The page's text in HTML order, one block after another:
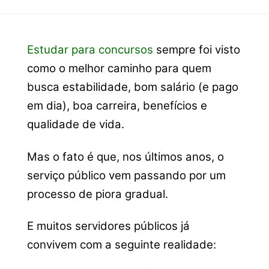
Estudar para concursos sempre foi visto
como o melhor caminho para quem
busca estabilidade, bom salário (e pago
em dia), boa carreira, benefícios e
qualidade de vida.
Mas o fato é que, nos últimos anos, o
serviço público vem passando por um
processo de piora gradual.
E muitos servidores públicos já
convivem com a seguinte realidade: